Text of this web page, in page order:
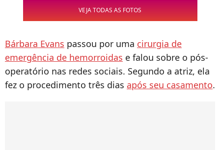
VEJA TODAS AS FOTOS
Bárbara Evans passou por uma cirurgia de
emergência de hemorroidas e falou sobre o pós-
operatório nas redes sociais. Segundo a atriz, ela
fez o procedimento três dias após seu casamento.